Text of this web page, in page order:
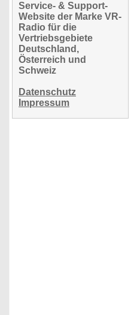
Service- & Support-
Website der Marke VR-
Radio für die
Vertriebsgebiete
Deutschland,
Österreich und
Schweiz
Datenschutz
Impressum